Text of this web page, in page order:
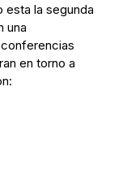
esta la segunda
una
en torno a